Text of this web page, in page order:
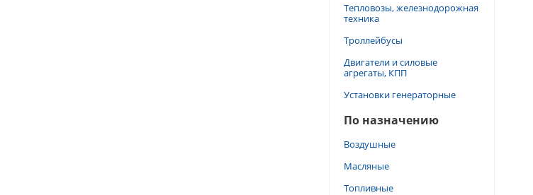
Тепловозы, железнодорожная
техника
Троллейбусы
Двигатели и силовые
агрегаты, КПП
Установки генераторные
По назначению
Воздушные
Масляные
Топливные